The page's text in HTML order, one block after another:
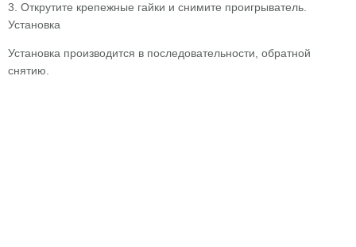
3. Открутите крепежные гайки и снимите проигрыватель.
Установка
Установка производится в последовательности, обратной
снятию.